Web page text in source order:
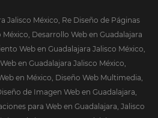
Jalisco México, Re Diseño de Páginas
México, Desarrollo Web en Guadalajara
Web en Guadalajara Jalisco México,
en Guadalajara Jalisco México,
en México, Diseño Web Multimedia,
de Imagen Web en Guadalajara,
para Web en Guadalajara, Jalisco